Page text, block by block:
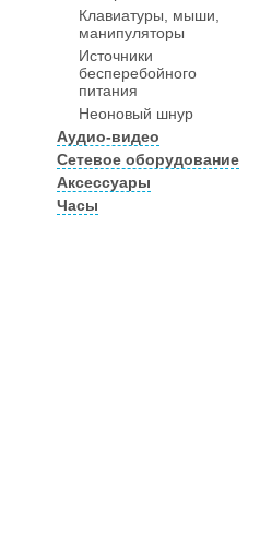
Клавиатуры, мыши,
манипуляторы
Источники
бесперебойного
питания
Неоновый шнур
Аудио-видео
Сетевое оборудование
Аксессуары
Часы